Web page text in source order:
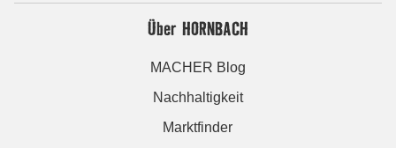
Über HORNBACH
MACHER Blog
Nachhaltigkeit
Marktfinder